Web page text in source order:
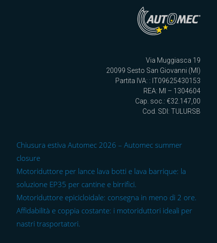
Via Muggiasca 19
20099 Sesto San Giovanni (MI)
Partita IVA: : IT09625430153
REA: MI – 1304604
Cap. soc.: €32.147,00
Cod. SDI: TULURSB
Chiusura estiva Automec 2026 – Automec summer
closure
Motoriduttore per lance lava botti e lava barrique: la
soluzione EP35 per cantine e birrifici.
Motoriduttore epicicloidale: consegna in meno di 2 ore.
Affidabilità e coppia costante: i motoriduttori ideali per
nastri trasportatori.